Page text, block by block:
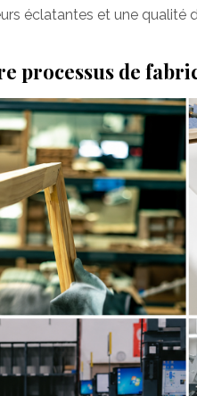
éclatantes et une qualité
processus de